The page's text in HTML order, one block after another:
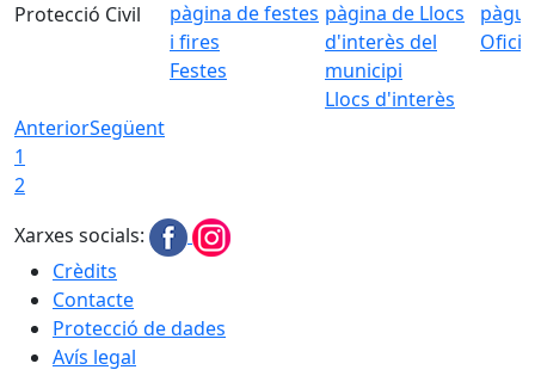
Protecció Civil
Festes
Llocs d'interès
AnteriorSegüent
1
2
Xarxes socials:
Crèdits
Contacte
Protecció de dades
Avís legal